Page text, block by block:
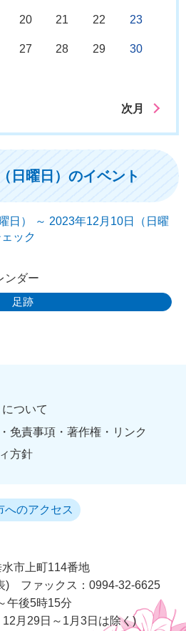
20 21 22 23
27 28 29 30
次月
日曜日）のイベント
日） ～ 2023年12月10日（日曜
ック
ンダー
足跡
ついて
免責事項・著作権・リンク
方針
へのアクセス
市上町114番地
)
ファックス：0994-32-6625
午後5時15分
月29日～1月3日は除く)